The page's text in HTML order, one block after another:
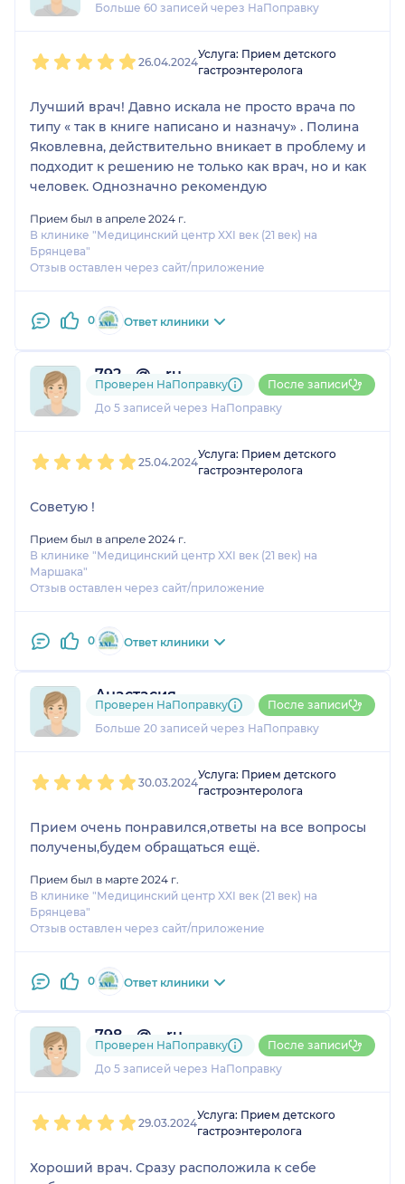
Больше 60 записей через НаПоправку
26.04.2024
Услуга: Прием детского
гастроэнтеролога
Лучший врач! Давно искала не просто врача по
типу « так в книге написано и назначу» . Полина
Яковлевна, действительно вникает в проблему и
подходит к решению не только как врач, но и как
человек. Однозначно рекомендую
Прием был в апреле 2024 г.
В клинике "Медицинский центр XXI век (21 век) на
Брянцева"
Отзыв оставлен через сайт/приложение
0 Ответ клиники
792....@....ru
1 отзыв
До 5 записей через НаПоправку
Проверен НаПоправку После записи
25.04.2024
Услуга: Прием детского
гастроэнтеролога
Советую !
Прием был в апреле 2024 г.
В клинике "Медицинский центр XXI век (21 век) на
Маршака"
Отзыв оставлен через сайт/приложение
0 Ответ клиники
Анастасия
2 отзыва
Больше 20 записей через НаПоправку
Проверен НаПоправку После записи
30.03.2024
Услуга: Прием детского
гастроэнтеролога
Прием очень понравился,ответы на все вопросы
получены,будем обращаться ещё.
Прием был в марте 2024 г.
В клинике "Медицинский центр XXI век (21 век) на
Брянцева"
Отзыв оставлен через сайт/приложение
0 Ответ клиники
798....@....ru
1 отзыв
До 5 записей через НаПоправку
Проверен НаПоправку После записи
29.03.2024
Услуга: Прием детского
гастроэнтеролога
Хороший врач. Сразу расположила к себе